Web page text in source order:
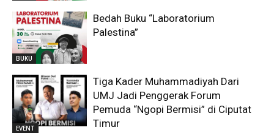
BUKU
Bedah Buku “Laboratorium
Palestina”
EVENT
Tiga Kader Muhammadiyah Dari
UMJ Jadi Penggerak Forum
Pemuda “Ngopi Bermisi” di Ciputat
Timur